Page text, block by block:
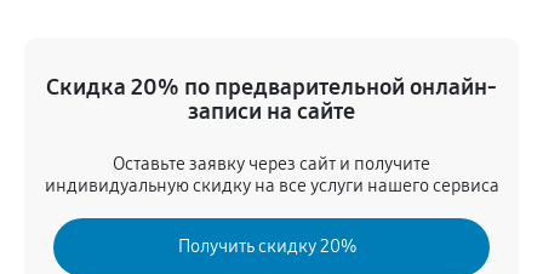
Замена устройств управления
720 руб 60 минут
Устранение засора сушильной машины
1440 руб 60 минут
Скидка 20% по предварительной онлайн-
записи на сайте
Оставьте заявку через сайт и получите
индивидуальную скидку на все услуги нашего сервиса
Получить скидку 20%